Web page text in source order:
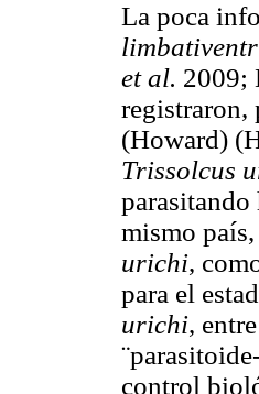
La poca
et al. 2009;
registraron,
(Howard)
Trissolcus
parasitando
mismo
urichi,
para el
urichi,
control